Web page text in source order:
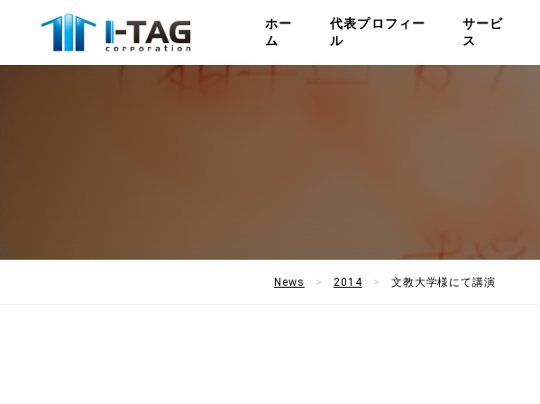
ホー
ム
代表プロフィー
ル
サービ
ス
News 2014 文教大学様にて講演